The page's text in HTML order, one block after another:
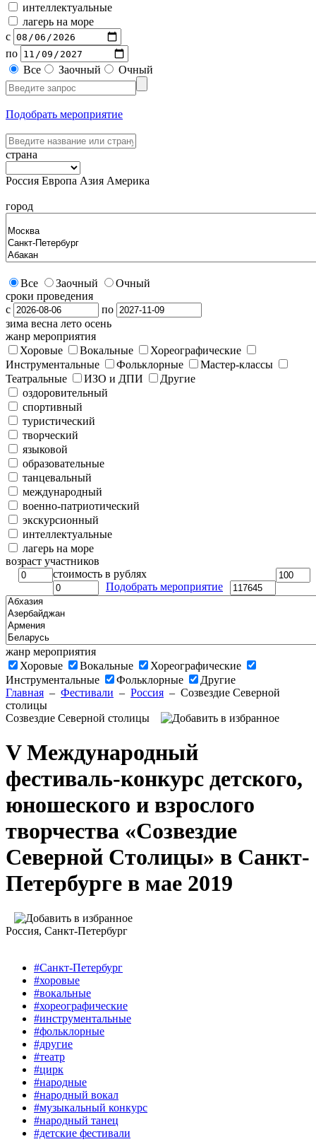
интеллектуальные
лагерь на море
с
по
Все
Заочный Очный
Подобрать мероприятие
страна
Россия Европа Азия Америка
город
Все Заочный
Очный
сроки проведения
с
по
зима весна лето осень
жанр мероприятия
Хоровые
Вокальные
Хореографические
Инструментальные
Фольклорные
Мастер-классы
Театральные
ИЗО и ДПИ
Другие
оздоровительный
спортивный
туристический
творческий
языковой
образовательные
танцевальный
международный
военно-патриотический
экскурсионный
интеллектуальные
лагерь на море
возраст участников
стоимость в рублях
Подобрать мероприятие
жанр мероприятия
Хоровые
Вокальные
Хореографические
Инструментальные
Фольклорные
Другие
Главная – Фестивали – Россия – Созвездие Северной
столицы
Созвездие Северной столицы
V Международный
фестиваль-конкурс детского,
юношеского и взрослого
творчества «Созвездие
Северной Столицы» в Санкт-
Петербурге в мае 2019
Россия, Санкт-Петербург
#Санкт-Петербург
#хоровые
#вокальные
#хореографические
#инструментальные
#фольклорные
#другие
#театр
#цирк
#народные
#народный вокал
#музыкальный конкурс
#народный танец
#детские фестивали